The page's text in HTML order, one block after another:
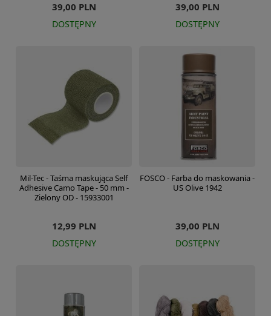
39,00 PLN
DOSTĘPNY
39,00 PLN
DOSTĘPNY
Mil-Tec - Taśma maskująca Self
Adhesive Camo Tape - 50 mm -
Zielony OD - 15933001
12,99 PLN
DOSTĘPNY
FOSCO - Farba do maskowania -
US Olive 1942
39,00 PLN
DOSTĘPNY